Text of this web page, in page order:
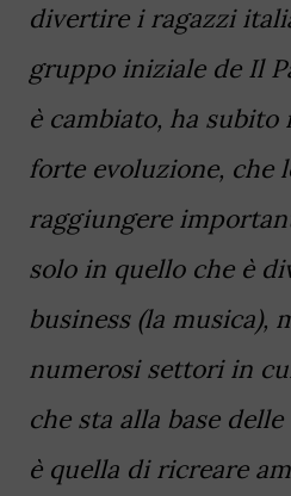
divertire i ragazzi
gruppo iniziale de Il
è cambiato, ha
forte evoluzione, che
raggiungere
solo in quello che è
business (la musica),
numerosi settori in
che sta alla base
è quella di ricreare